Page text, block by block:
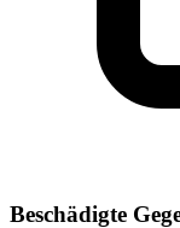
Beschädigte